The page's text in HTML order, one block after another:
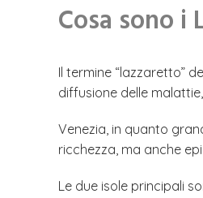
Cosa sono i
Il termine “lazzaretto”
diffusione delle
Venezia, in quanto
ricchezza, ma anche
Le due isole principali